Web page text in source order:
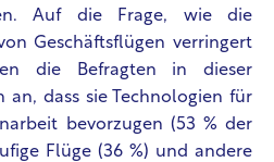
Auf die Frage, wie die
Geschäftsflügen verringert
die Befragten in dieser
an, dass sie Technologien für
bevorzugen (53 % der
Flüge (36 %) und andere